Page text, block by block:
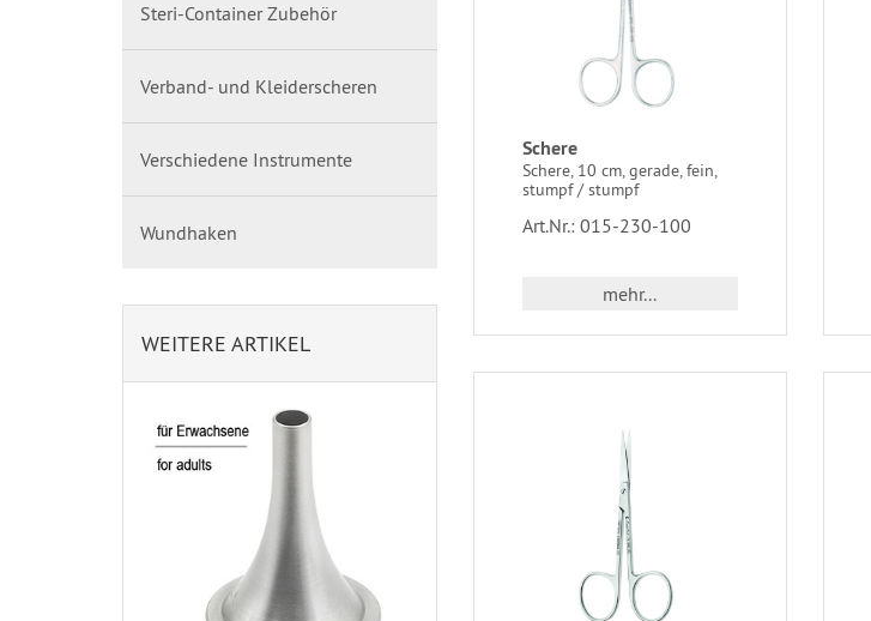
Schere
Schere, 10 cm, gerade, fein,
stumpf / stumpf
Art.Nr.: 015-230-100
mehr...
Steri-Container Zubehör
Verband- und Kleiderscheren
Verschiedene Instrumente
Wundhaken
WEITERE ARTIKEL